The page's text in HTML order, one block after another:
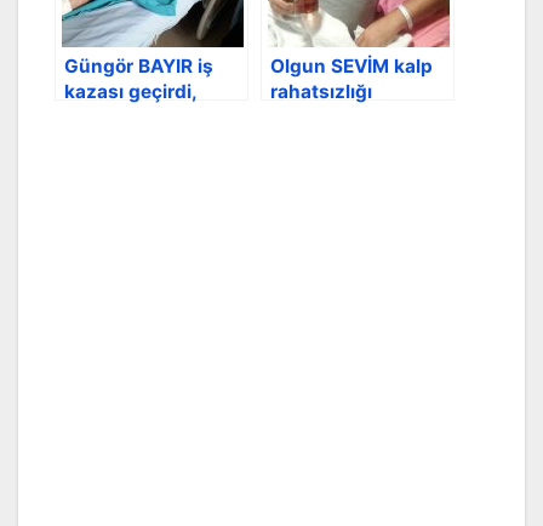
Güngör BAYIR iş
kazası geçirdi,
Olgun SEVİM kalp
rahatsızlığı